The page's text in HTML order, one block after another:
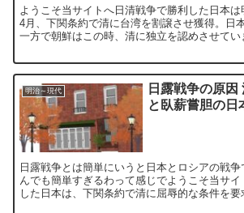
ようこそ当サイトへ日清戦争で勝利した日本は
4月、下関条約で清に台湾を割譲させ獲得。日
一方で朝鮮はこの時、清に独立を認めさせて
明治～現代
日露戦争の原
と臥薪嘗胆の日
日露戦争とは簡単にいうと日本とロシアの戦
んでも簡単すぎるわって感じでようこそ当サ
した日本は、下関条約で清に屈辱的な条件を要